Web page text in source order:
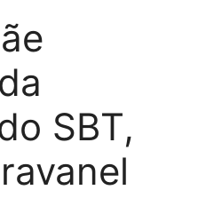
SBT,